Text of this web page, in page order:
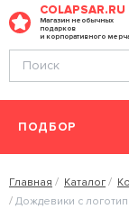
COLAPSAR.RU
Магазин необычных
подарков
и корпоративного
ПОДБОР
Главная Каталог
Дождевики с